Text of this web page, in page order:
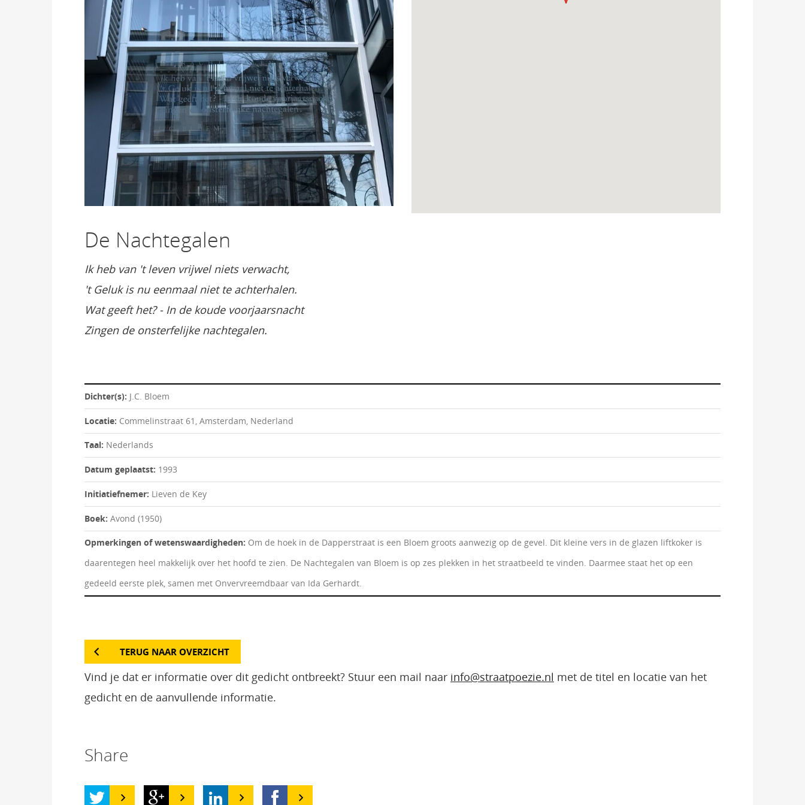
De Nachtegalen
Ik heb van 't leven vrijwel niets verwacht,
't Geluk is nu eenmaal niet te achterhalen.
Wat geeft het? - In de koude voorjaarsnacht
Zingen de onsterfelijke nachtegalen.
Dichter(s): J.C. Bloem
Locatie: Commelinstraat 61, Amsterdam, Nederland
Taal: Nederlands
Datum geplaatst: 1993
Initiatiefnemer: Lieven de Key
Boek: Avond (1950)
Opmerkingen of wetenswaardigheden: Om de hoek in de Dapperstraat is een Bloem groots aanwezig op de gevel. Dit kleine vers in de glazen liftkoker is
daarentegen heel makkelijk over het hoofd te zien. De Nachtegalen van Bloem is op zes plekken in het straatbeeld te vinden. Daarmee staat het op een
gedeeld eerste plek, samen met Onvervreemdbaar van Ida Gerhardt.
TERUG NAAR OVERZICHT
Vind je dat er informatie over dit gedicht ontbreekt? Stuur een mail naar info@straatpoezie.nl met de titel en locatie van het
gedicht en de aanvullende informatie.
Share